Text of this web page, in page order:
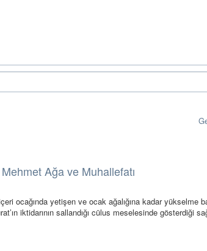
Ağa ve Muhallefatı
ocağında yetişen ve ocak ağalığına kadar yükselme
iktidarının sallandığı cülus meselesinde gösterdiği